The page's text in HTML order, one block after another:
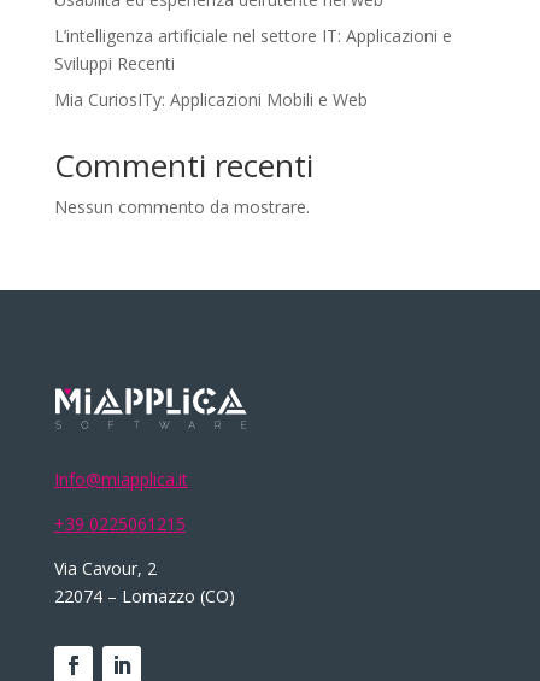
L’intelligenza artificiale nel settore IT: Applicazioni e
Sviluppi Recenti
Mia CuriosITy: Applicazioni Mobili e Web
Commenti recenti
Nessun commento da mostrare.
Info@miapplica.it
+39 0225061215
Via Cavour, 2
22074 – Lomazzo (CO)